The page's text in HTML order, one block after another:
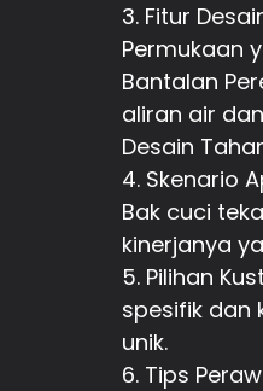
3. Fitur
Permukaan
Bantalan
aliran air
Desain
4. Skenario
Bak cuci
kinerjanya
5. Pilihan
spesifik dan
unik.
6. Tips